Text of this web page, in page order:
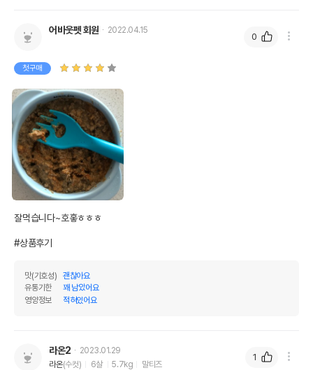
어바웃펫 회원 2022.04.15
첫구매
잘먹습니다~호홓ㅎㅎㅎ
#상품후기
맛(기호성)
괜찮아요
유통기한
꽤 남았어요
영양정보
적혀있어요
0
라온2
2023.01.29
라온(수컷) 6살 5.7kg 말티즈
1